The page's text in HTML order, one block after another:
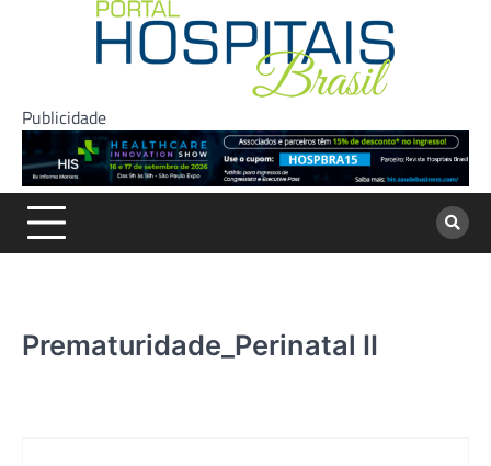
Publicidade
Prematuridade_Perinatal II